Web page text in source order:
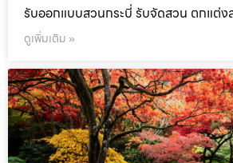
รับออกแบบสวนกระบี่ รับจัดสวน ตกแต่ง
ดูเพิ่มเติม »